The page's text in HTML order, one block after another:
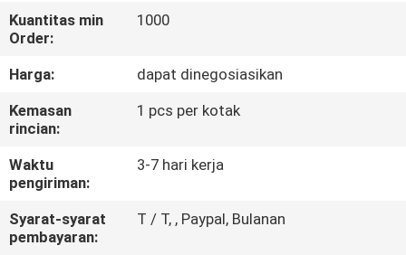
KONTROL
KUALITAS
HUBUNGI
PERMINTAAN
PENAWARAN
Kuantitas min
Order:
1000
Harga:
dapat dinegosiasikan
Kemasan
rincian:
1 pcs per kotak
Waktu
pengiriman:
3-7 hari kerja
Syarat-syarat
pembayaran:
T / T, , Paypal, Bulanan